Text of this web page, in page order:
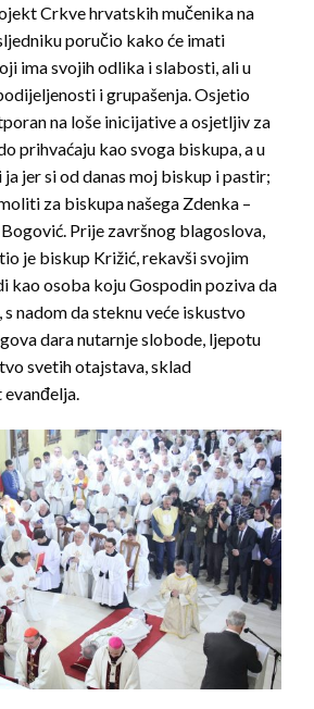
Crkve hrvatskih mučenika na
poručio kako će imati
ima svojih odlika i slabosti, ali u
i grupašenja. Osjetio
na loše inicijative a osjetljiv za
prihvaćaju kao svoga biskupa, a u
jer si od danas moj biskup i pastir;
za biskupa našega Zdenka –
Prije završnog blagoslova,
je biskup Križić, rekavši svojim
kao osoba koju Gospodin poziva da
s nadom da steknu veće iskustvo
dara nutarnje slobode, ljepotu
svetih otajstava, sklad